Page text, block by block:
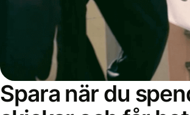
Spara när du